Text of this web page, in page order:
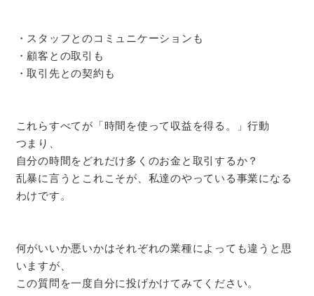
・スタッフとのコミュニケーションも
・顧客との取引も
・取引先との契約も
これらすべてが「時間を使って収益を得る。」行動
つまり、
自分の時間をどれだけ多くのお金と取引するか？
乱暴に言うとこれこそが、私達のやっている事業になる
わけです。
何がいいか悪いかはそれぞれの業種によっても違うと思
いますが、
この質問を一度自分に投げかけてみてください。